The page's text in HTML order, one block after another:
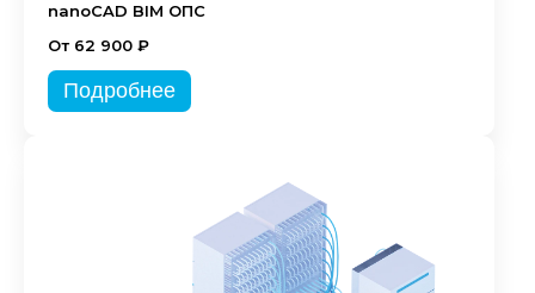
nanoCAD BIM ОПС
От 62 900 ₽
Подробнее